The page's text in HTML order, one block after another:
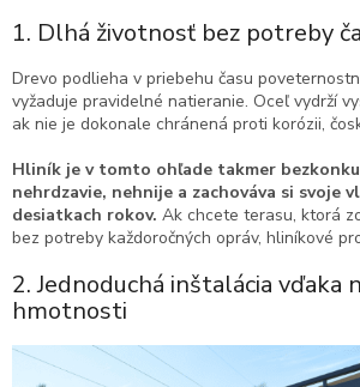
1. Dlhá životnosť bez potreby
Drevo podlieha v priebehu času
vyžaduje pravidelné natieranie. Oceľ vydrží
ak nie je dokonale chránená proti korózii,
Hliník je v tomto ohľade takmer
nehrdzavie, nehnije a zachováva si svoje
desiatkach rokov. Ak chcete terasu, ktorá
bez potreby každoročných opráv, hliníkové
2. Jednoduchá inštalácia vďaka
hmotnosti